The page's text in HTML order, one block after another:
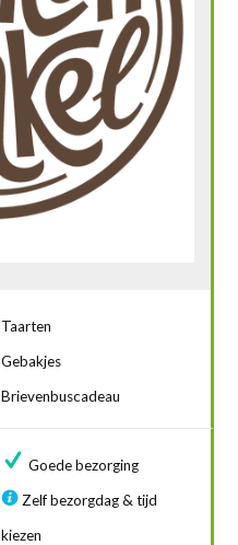
Taarten
Gebakjes
Brievenbuscadeau
Goede bezorging
Zelf bezorgdag & tijd
kiezen